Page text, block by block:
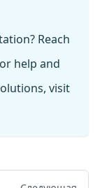
Reach
help and
visit